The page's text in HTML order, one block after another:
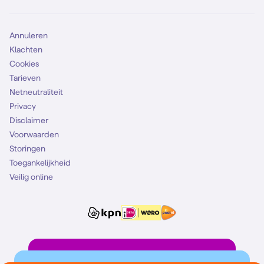
Annuleren
Klachten
Cookies
Tarieven
Netneutraliteit
Privacy
Disclaimer
Voorwaarden
Storingen
Toegankelijkheid
Veilig online